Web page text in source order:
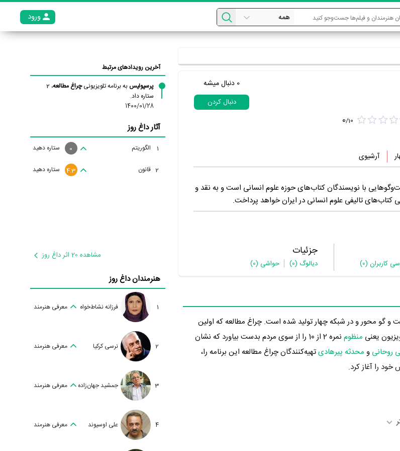
ورود
0 دنبال میشه
دنبال کردن
0/10
آرشیوی
با نویسندگان کتاب‌های حوزه علوم انسانی است و به نقد و
کتاب‌های تالیفی علوم انسانی در ایران خواهد پرداخت.
کاربران (0)
جزئیات
دیالوگ (0) حواشی (0)
مطالعه با اجرای در 3 سال پیش یعنی سال 1399 در گونه گفت و گو محور و در شبکه چهار تولید شده است. چراغ مطالعه که اولین
یعنی منظوم
نمره 2 از 10 را از سوی مردم بدست بیاورد که نشان
روحانی و محدثه پیرهادیتهیه‌کنندگان چراغ مطالعه این برنامه را،
آخرین رویدادهای مرتبط
پرسپولیس به برنامه تلویزیونیچراغ مطالعه ، 2
ستاره داد.
1400/01/28
آثار داغ روز
1 الگوریتم ستاره دهید 0
2 قانون ستاره دهید 4.3
مشاهده 20 اثر داغ روز
هنرمندان داغ روز
1 فرزانه نشاط‌خواه معرفی هنرمند
2 نرسی کرکیا معرفی هنرمند
3 جمشید جهان‌زاده معرفی هنرمند
4 علی اوسیوند معرفی هنرمند